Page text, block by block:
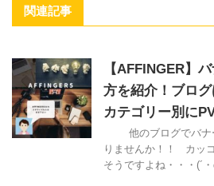
関連記事
【AFFINGER】
方を紹介！ブロ
カテゴリー別に
他のブログでバナ
りませんか！！ カッ
そうですよね・・・(´